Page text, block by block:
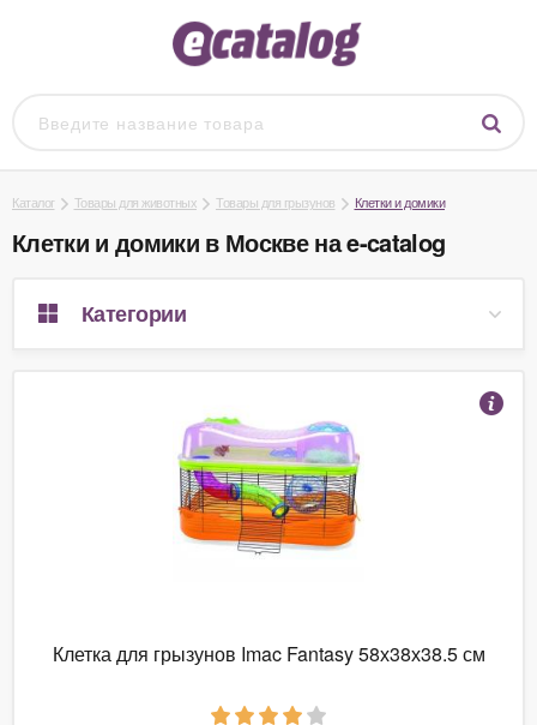
Каталог Товары для животных Товары для грызунов Клетки и домики
Клетки и домики в Москве на e-catalog
Категории
Клетка для грызунов Imac Fantasy 58х38х38.5 см